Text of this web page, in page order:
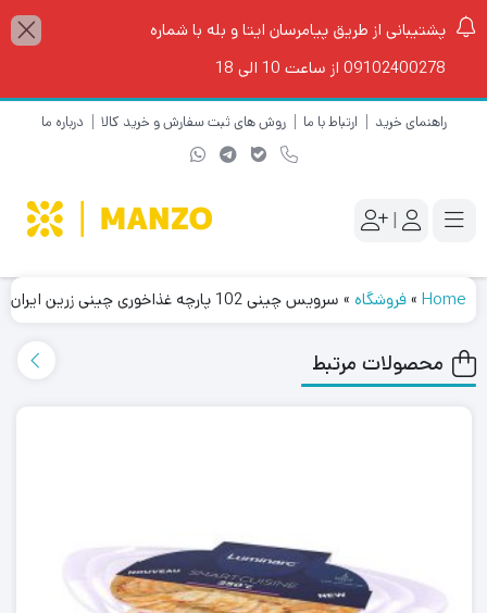
پشتیبانی از طریق پیامرسان ایتا و بله با شماره
09102400278 از ساعت 10 الی 18
راهنمای خرید ارتباط با ما روش های ثبت سفارش و خرید کالا درباره ما
|
Home
»فروشگاه » سرویس چینی 102 پارچه غذاخوری چینی زرین ایران مدل رومانا درجه عالی
محصولات مرتبط